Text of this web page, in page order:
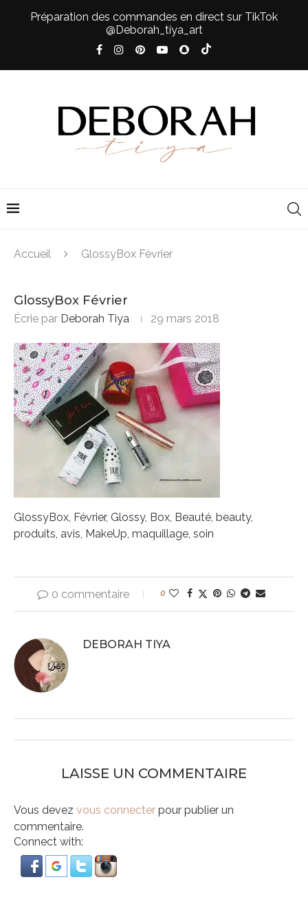
Préparation des commandes en direct sur TikTok
@Deborah_tiya_art
Accueil GlossyBox Février
GlossyBox Février
Écrie par Deborah Tiya 29 mars 2018
GlossyBox, Février, Glossy, Box, Beauté, beauty,
produits, avis, MakeUp, maquillage, soin
0 commentaire 0
DEBORAH TIYA
LAISSE UN COMMENTAIRE
Vous devez vous connecter pour publier un
commentaire.
Connect with: